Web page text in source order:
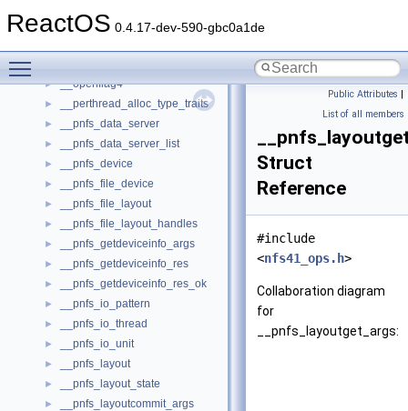
ReactOS 0.4.17-dev-590-gbc0a1de
► __open_delegation4
► __openflag4
► __perthread_alloc_type_traits
► __pnfs_data_server
► __pnfs_data_server_list
► __pnfs_device
► __pnfs_file_device
► __pnfs_file_layout
► __pnfs_file_layout_handles
► __pnfs_getdeviceinfo_args
► __pnfs_getdeviceinfo_res
► __pnfs_getdeviceinfo_res_ok
► __pnfs_io_pattern
► __pnfs_io_thread
► __pnfs_io_unit
► __pnfs_layout
► __pnfs_layout_state
► __pnfs_layoutcommit_args
Public Attributes |
List of all members
Struct
Reference
#include
<nfs41_ops.h>
Collaboration diagram
for
__pnfs_layoutget_args: